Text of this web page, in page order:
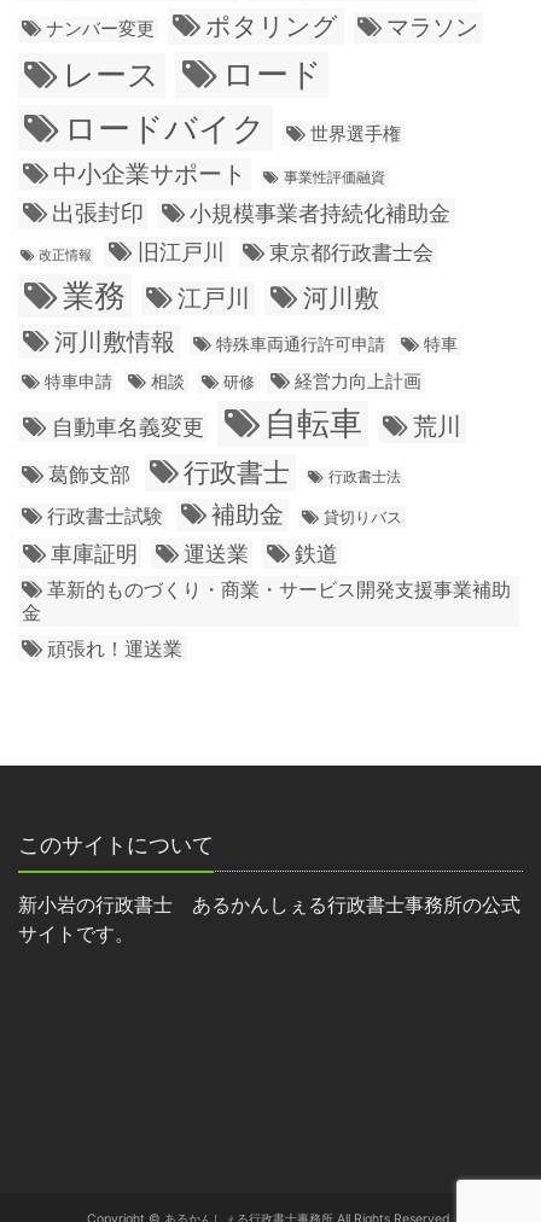
ナンバー変更 ポタリング マラソン
レース
ロード
ロードバイク
世界選手権
中小企業サポート 事業性評価融資
出張封印 小規模事業者持続化補助金
改正情報 旧江戸川 東京都行政書士会
業務 江戸川
河川敷
河川敷情報
特殊車両通行許可申請
特車
特車申請
相談 研修 経営力向上計画
自動車名義変更 自転車 荒川
葛飾支部 行政書士 行政書士法
行政書士試験 補助金 貸切りバス
車庫証明 運送業 鉄道
革新的ものづくり・商業・サービス開発支援事業補助
金
頑張れ！運送業
このサイトについて
新小岩の行政書士 あるかんしぇる行政書士事務所の公式
サイトです。